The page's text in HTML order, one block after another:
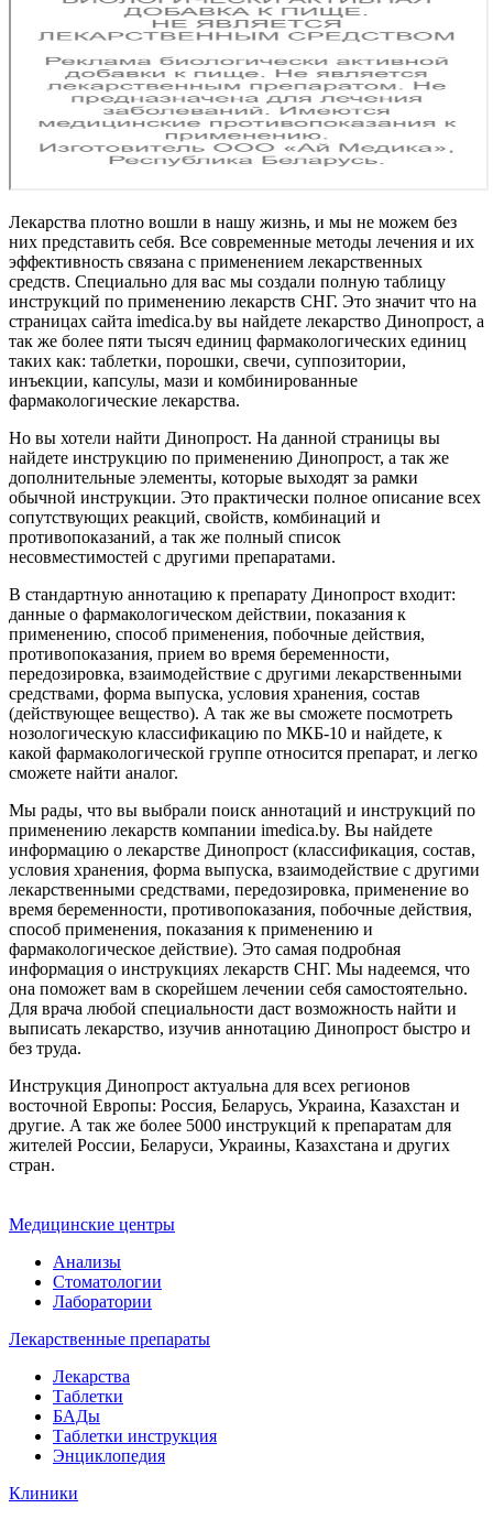
Лекарства плотно вошли в нашу жизнь, и мы не можем без
них представить себя. Все современные методы лечения и их
эффективность связана с применением лекарственных
средств. Специально для вас мы создали полную таблицу
инструкций по применению лекарств СНГ. Это значит что на
страницах сайта imedica.by вы найдете лекарство Динопрост, а
так же более пяти тысяч единиц фармакологических единиц
таких как: таблетки, порошки, свечи, суппозитории,
инъекции, капсулы, мази и комбинированные
фармакологические лекарства.
Но вы хотели найти Динопрост. На данной страницы вы
найдете инструкцию по применению Динопрост, а так же
дополнительные элементы, которые выходят за рамки
обычной инструкции. Это практически полное описание всех
сопутствующих реакций, свойств, комбинаций и
противопоказаний, а так же полный список
несовместимостей с другими препаратами.
В стандартную аннотацию к препарату Динопрост входит:
данные о фармакологическом действии, показания к
применению, способ применения, побочные действия,
противопоказания, прием во время беременности,
передозировка, взаимодействие с другими лекарственными
средствами, форма выпуска, условия хранения, состав
(действующее вещество). А так же вы сможете посмотреть
нозологическую классификацию по МКБ-10 и найдете, к
какой фармакологической группе относится препарат, и легко
сможете найти аналог.
Мы рады, что вы выбрали поиск аннотаций и инструкций по
применению лекарств компании imedica.by. Вы найдете
информацию о лекарстве Динопрост (классификация, состав,
условия хранения, форма выпуска, взаимодействие с другими
лекарственными средствами, передозировка, применение во
время беременности, противопоказания, побочные действия,
способ применения, показания к применению и
фармакологическое действие). Это самая подробная
информация о инструкциях лекарств СНГ. Мы надеемся, что
она поможет вам в скорейшем лечении себя самостоятельно.
Для врача любой специальности даст возможность найти и
выписать лекарство, изучив аннотацию Динопрост быстро и
без труда.
Инструкция Динопрост актуальна для всех регионов
восточной Европы: Россия, Беларусь, Украина, Казахстан и
другие. А так же более 5000 инструкций к препаратам для
жителей России, Беларуси, Украины, Казахстана и других
стран.
Медицинские центры
Анализы
Стоматологии
Лаборатории
Лекарственные препараты
Лекарства
Таблетки
БАДы
Таблетки инструкция
Энциклопедия
Клиники